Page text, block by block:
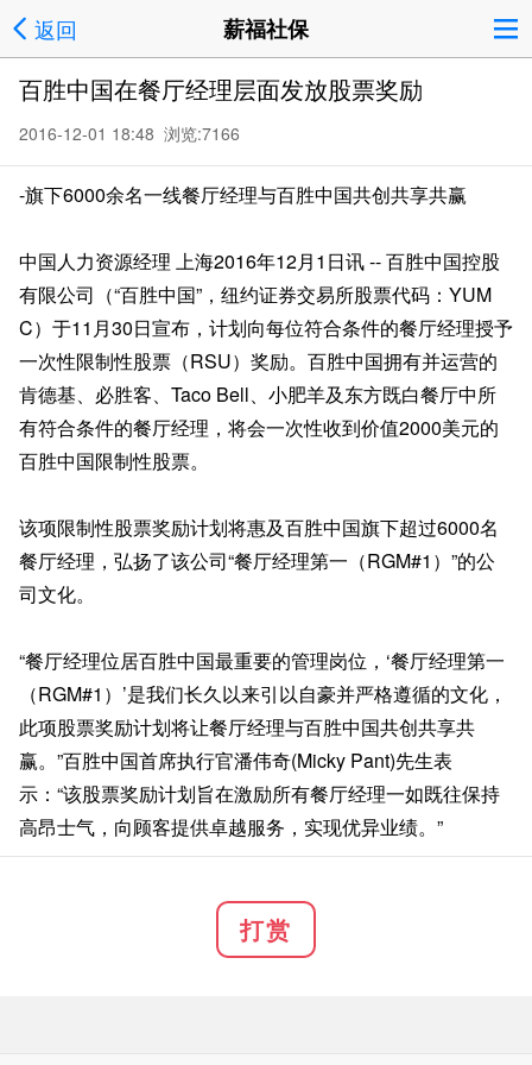
返回 薪福社保
百胜中国在餐厅经理层面发放股票奖励
2016-12-01 18:48 浏览:7166
-旗下6000余名一线餐厅经理与百胜中国共创共享共赢
中国人力资源经理 上海2016年12月1日讯 -- 百胜中国控股
有限公司（“百胜中国”，纽约证券交易所股票代码：YUM
C）于11月30日宣布，计划向每位符合条件的餐厅经理授予
一次性限制性股票（RSU）奖励。百胜中国拥有并运营的
肯德基、必胜客、Taco Bell、小肥羊及东方既白餐厅中所
有符合条件的餐厅经理，将会一次性收到价值2000美元的
百胜中国限制性股票。
该项限制性股票奖励计划将惠及百胜中国旗下超过6000名
餐厅经理，弘扬了该公司“餐厅经理第一（RGM#1）”的公
司文化。
“餐厅经理位居百胜中国最重要的管理岗位，‘餐厅经理第一
（RGM#1）’是我们长久以来引以自豪并严格遵循的文化，
此项股票奖励计划将让餐厅经理与百胜中国共创共享共
赢。”百胜中国首席执行官潘伟奇(Micky Pant)先生表
示：“该股票奖励计划旨在激励所有餐厅经理一如既往保持
高昂士气，向顾客提供卓越服务，实现优异业绩。”
打赏